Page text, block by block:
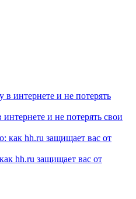
и не потерять свои
hh.ru защищает вас от